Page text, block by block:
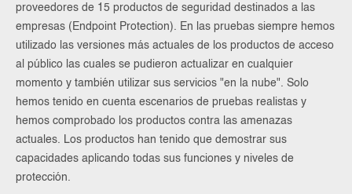
proveedores de 15 productos de seguridad destinados a las
empresas (Endpoint Protection). En las pruebas siempre hemos
utilizado las versiones más actuales de los productos de acceso
al público las cuales se pudieron actualizar en cualquier
momento y también utilizar sus servicios "en la nube". Solo
hemos tenido en cuenta escenarios de pruebas realistas y
hemos comprobado los productos contra las amenazas
actuales. Los productos han tenido que demostrar sus
capacidades aplicando todas sus funciones y niveles de
protección.